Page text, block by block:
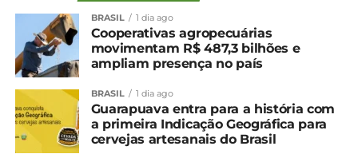
Relacionado
Governo autoriza compra
toneladas de arroz
estrangeiro
27 de maio, 2024
Em "Brasil"
Conab compra 263,3 mil
6 de junho, 2024
Em "Brasil"
BRASIL 1 dia ago
Cooperativas agropecuárias
movimentam R$ 487,3 bilhões e
ampliam presença no país
BRASIL 1 dia ago
Guarapuava entra para a história com
a primeira Indicação Geográfica para
cervejas artesanais do Brasil